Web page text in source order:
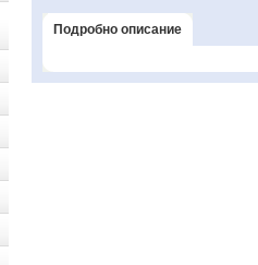
Подробно описание